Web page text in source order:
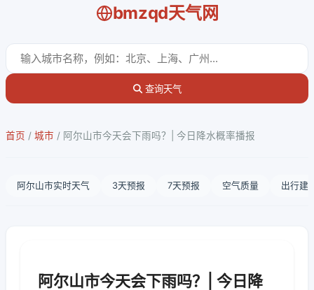
bmzqd天气网
查询天气
首页 / 城市 / 阿尔山市今天会下雨吗？| 今日降水概率播报
阿尔山市实时天气 3天预报 7天预报 空气质量 出行建
阿尔山市今天会下雨吗？| 今日降